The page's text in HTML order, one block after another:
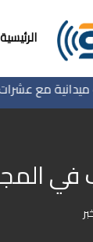
الرئيسية
مع عشرات